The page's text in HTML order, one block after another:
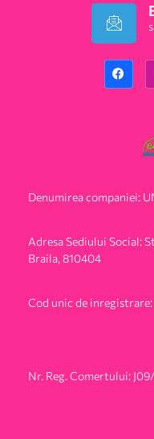
Denumirea companiei:
Adresa Sediului Social:
Braila, 810404
Cod unic de
Nr. Reg. Comertului: